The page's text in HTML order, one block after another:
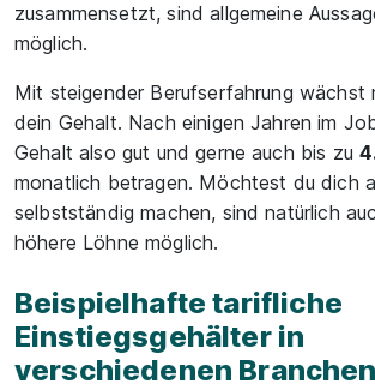
zusammensetzt, sind allgemeine
möglich.
Mit steigender Berufserfahrung wächst
dein Gehalt. Nach einigen Jahren im
Gehalt also gut und gerne auch bis zu
monatlich betragen. Möchtest du dich
selbstständig machen, sind natürlich
höhere Löhne möglich.
Beispielhafte tarifliche
Einstiegsgehälter in
verschiedenen